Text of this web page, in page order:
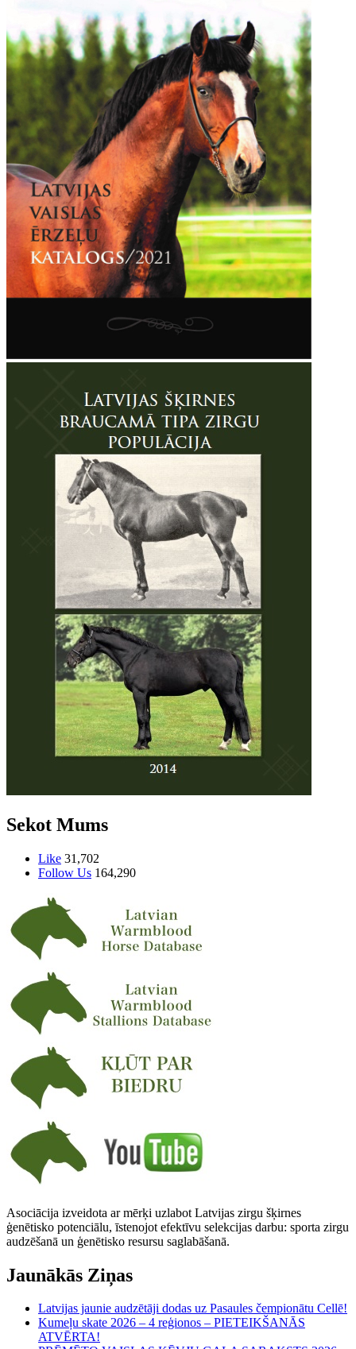
Sekot Mums
Like 31,702
Follow Us 164,290
Asociācija izveidota ar mērķi uzlabot Latvijas zirgu šķirnes
ģenētisko potenciālu, īstenojot efektīvu selekcijas darbu: sporta zirgu
audzēšanā un ģenētisko resursu saglabāšanā.
Jaunākās Ziņas
Latvijas jaunie audzētāji dodas uz Pasaules čempionātu Cellē!
Kumeļu skate 2026 – 4 reģionos – PIETEIKŠANĀS
ATVĒRTA!